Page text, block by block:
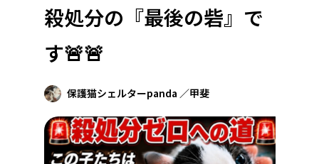
人権・マイノリティ
中部
近畿
中国
国際協力 医療・福祉
子ども・教育
環境・エシカル
地域からさがす
北海道・東北
北海道 青森 岩手 宮城 秋田 山形
殺処分の『最後の砦』で
す🚨🚨
保護猫シェルターpanda ／甲斐